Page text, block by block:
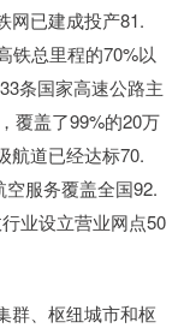
网已建成投产81.
铁总里程的70%以
条国家高速公路主
覆盖了99%的20万
航道已经达标70.
服务覆盖全国92.
业设立营业网点50
群、枢纽城市和枢